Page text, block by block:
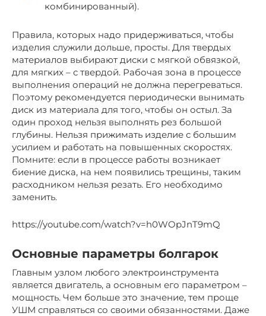
комбинированный).
Правила, которых надо придерживаться, чтобы
изделия служили дольше, просты. Для твердых
материалов выбирают диски с мягкой обвязкой,
для мягких – с твердой. Рабочая зона в процессе
выполнения операций не должна перегреваться.
Поэтому рекомендуется периодически вынимать
диск из материала для того, чтобы он остыл. За
один проход нельзя выполнять рез большой
глубины. Нельзя прижимать изделие с большим
усилием и работать на повышенных скоростях.
Помните: если в процессе работы возникает
биение диска, на нем появились трещины, таким
расходником нельзя резать. Его необходимо
заменить.
https://youtube.com/watch?v=h0WOpJnT9mQ
Основные параметры болгарок
Главным узлом любого электроинструмента
является двигатель, а основным его параметром –
мощность. Чем больше это значение, тем проще
УШМ справляться со своими обязанностями. Даже